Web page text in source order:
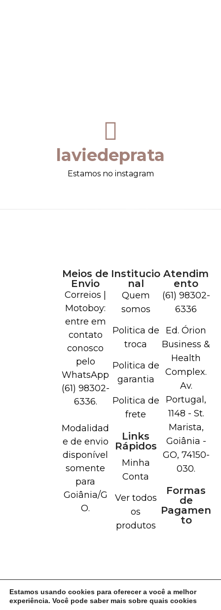
laviedeprata
Estamos no instagram
Meios de
Envio
Correios |
Motoboy:
entre em
contato
conosco
pelo
WhatsApp
(61) 98302-
6336.
Modalidad
e de envio
disponível
somente
para
Goiânia/G
O.
Institucio
nal
Quem
somos
Politica de
troca
Politica de
garantia
Politica de
frete
Links
Rápidos
Minha
Conta
Ver todos
os
produtos
Atendim
ento
(61) 98302-
6336
Ed. Órion
Business &
Health
Complex.
Av.
Portugal,
1148 - St.
Marista,
Goiânia -
GO, 74150-
030.
Formas
de
Pagamen
to
Estamos usando cookies para oferecer a você a melhor
experiência. Você pode saber mais sobre quais cookies